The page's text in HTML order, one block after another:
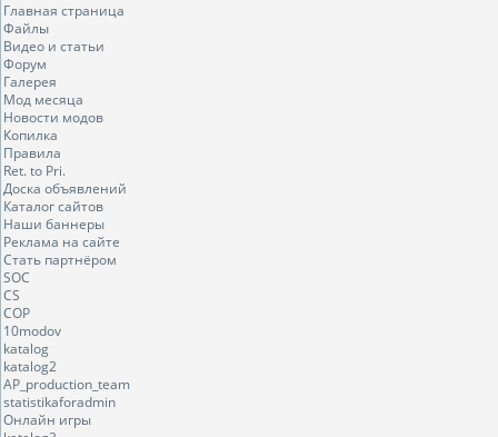
Главная страница
Файлы
Видео и статьи
Форум
Галерея
Мод месяца
Новости модов
Копилка
Правила
Ret. to Pri.
Доска объявлений
Каталог сайтов
Наши баннеры
Реклама на сайте
Стать партнёром
SOC
CS
COP
10modov
katalog
katalog2
AP_production_team
statistikaforadmin
Онлайн игры